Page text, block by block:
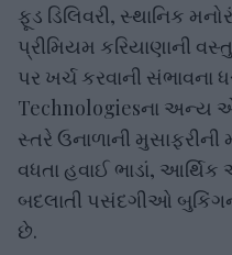
ફૂડ ડિલિવરી, સ્થાનિક
પ્રીમિયમ કરિયાણાની
પર ખર્ચ કરવાની સંભાવના
Technologiesના અન્ય
સ્તરે ઉનાળાની
વધતા હવાઈ ભાડાં,
બદલાતી પસંદગીઓ
છે.